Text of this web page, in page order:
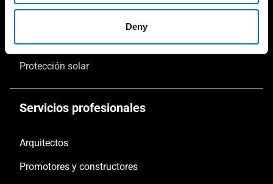
Deny
Barandillas
Protección solar
Servicios profesionales
Arquitectos
Promotores y constructores